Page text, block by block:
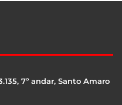
7º andar, Santo Amaro